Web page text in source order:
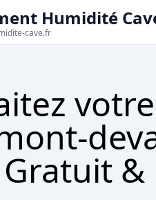
Humidité
cave.fr
Gratuit